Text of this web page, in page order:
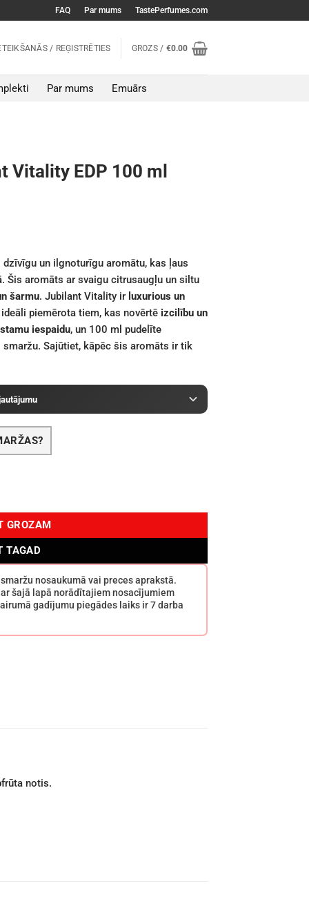
FAQ Par mums TastePerfumes.com
/ REĢISTRĒTIES GROZS / €0.00
Par mums Emuārs
Vitality EDP 100 ml
un ilgnoturīgu aromātu, kas ļaus
Šis aromāts ar svaigu citrusaugļu un siltu
šarmu. Jubilant Vitality ir luxurious un
piemērota tiem, kas novērtē izcilību un
iespaidu, un 100 ml pudelīte
Sajūtiet, kāpēc šis aromāts ir tik
GROZAM
TAGAD
nosaukumā vai preces aprakstā.
šajā lapā norādītajiem nosacījumiem
gadījumu piegādes laiks ir 7 darba
notis.